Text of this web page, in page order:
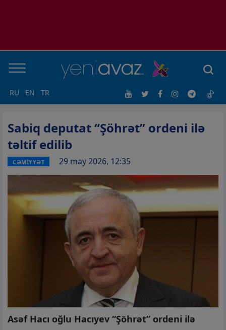
RU EN TR
Sabiq deputat “Şöhrət” ordeni ilə
təltif edilib
CƏMİYYƏT 29 may 2026, 12:35
Asəf Hacı oğlu Hacıyev “Şöhrət” ordeni ilə